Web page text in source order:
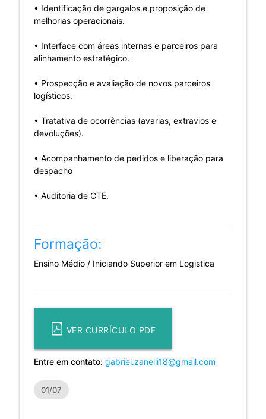
• Identificação de gargalos e proposição de
melhorias operacionais.
• Interface com áreas internas e parceiros para
alinhamento estratégico.
• Prospecção e avaliação de novos parceiros
logísticos.
• Tratativa de ocorrências (avarias, extravios e
devoluções).
• Acompanhamento de pedidos e liberação para
despacho
• Auditoria de CTE.
Formação:
Ensino Médio / Iniciando Superior em Logistica
VER CURRÍCULO PDF
Entre em contato: gabriel.zanelli18@gmail.com
01/07